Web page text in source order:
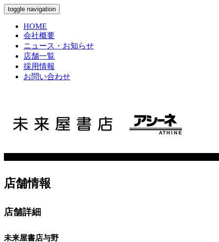
toggle navigation
HOME
会社概要
ニュース・お知らせ
店舗一覧
採用情報
お問い合わせ
店舗情報
店舗詳細
未来屋書店与野